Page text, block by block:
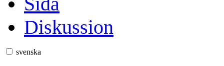
Diskussion
svenska